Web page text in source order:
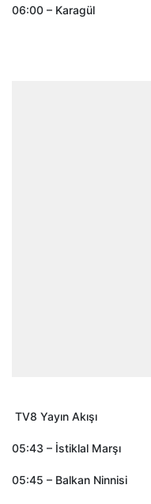
06:00 – Karagül
TV8 Yayın Akışı
05:43 – İstiklal Marşı
05:45 – Balkan Ninnisi